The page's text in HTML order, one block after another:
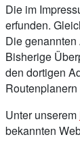
Die im
erfunden.
Die
Bisherige
den dortigen
Unter unserem
bekannten